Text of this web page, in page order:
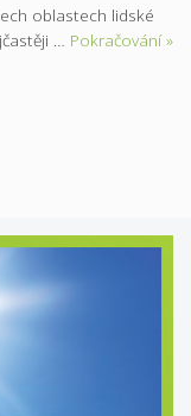
oblastech lidské
… Pokračování »